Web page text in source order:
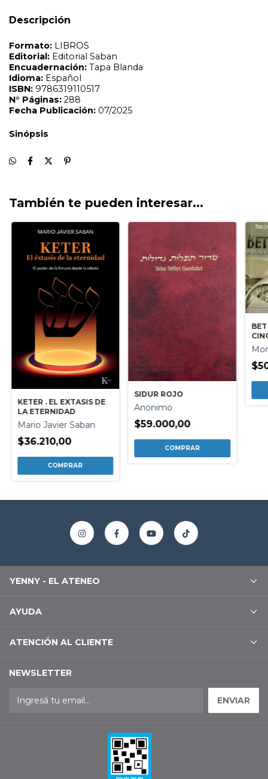
Descripción
También te pueden interesar...
KETER . EL EXTASIS DE
LA ETERNIDAD
Mario Javier Saban
$36.210,00
SIDUR ROJO
Anonimo
$59.000,00
YENNY - EL ATENEO
AYUDA
ATENCIÓN AL CLIENTE
NEWSLETTER